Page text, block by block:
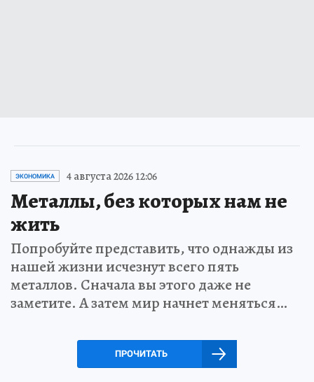
ЭКОНОМИКА 4 августа 2026 12:06
Металлы, без которых нам не
жить
Попробуйте представить, что однажды из
нашей жизни исчезнут всего пять
металлов. Сначала вы этого даже не
заметите. А затем мир начнет меняться…
ПРОЧИТАТЬ